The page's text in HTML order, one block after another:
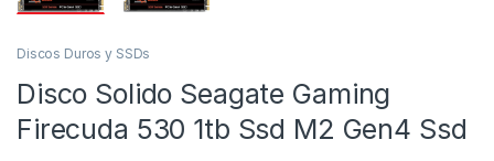
Discos Duros y SSDs
Disco Solido Seagate Gaming
Firecuda 530 1tb Ssd M2 Gen4 Ssd